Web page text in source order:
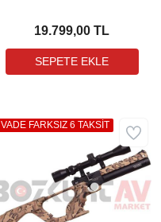
19.799,00 TL
VADE FARKSIZ 6 TAKSİT